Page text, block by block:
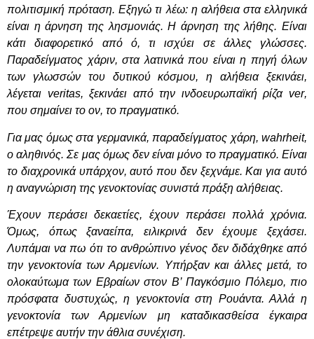
πολιτισμική πρόταση. Εξηγώ τι λέω: η αλήθεια στα ελληνικά
είναι η άρνηση της λησμονιάς. Η άρνηση της λήθης. Είναι
κάτι διαφορετικό από ό, τι ισχύει σε άλλες γλώσσες.
Παραδείγματος χάριν, στα λατινικά που είναι η πηγή όλων
των γλωσσών του δυτικού κόσμου, η αλήθεια ξεκινάει,
λέγεται veritas, ξεκινάει από την ινδοευρωπαϊκή ρίζα ver,
που σημαίνει το ον, το πραγματικό.
Για μας όμως στα γερμανικά, παραδείγματος χάρη, wahrheit,
ο αληθινός. Σε μας όμως δεν είναι μόνο το πραγματικό. Είναι
το διαχρονικά υπάρχον, αυτό που δεν ξεχνάμε. Και για αυτό
η αναγνώριση της γενοκτονίας συνιστά πράξη αλήθειας.
Έχουν περάσει δεκαετίες, έχουν περάσει πολλά χρόνια.
Όμως, όπως ξαναείπα, ειλικρινά δεν έχουμε ξεχάσει.
Λυπάμαι να πω ότι το ανθρώπινο γένος δεν διδάχθηκε από
την γενοκτονία των Αρμενίων. Υπήρξαν και άλλες μετά, το
ολοκαύτωμα των Εβραίων στον Β’ Παγκόσμιο Πόλεμο, πιο
πρόσφατα δυστυχώς, η γενοκτονία στη Ρουάντα. Αλλά η
γενοκτονία των Αρμενίων μη καταδικασθείσα έγκαιρα
επέτρεψε αυτήν την άθλια συνέχιση.